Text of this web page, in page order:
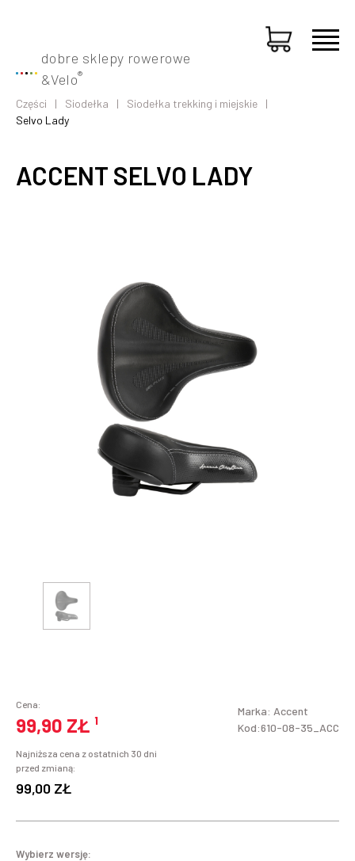
dobre sklepy rowerowe
&Velo®
Części Siodełka
Siodełka trekking i miejskie
Selvo Lady
ACCENT SELVO LADY
Cena:
99,90 ZŁ ¹
Najniższa cena z ostatnich 30 dni
przed zmianą:
99,00 ZŁ
Marka: Accent
Kod:610-08-35_ACC
Wybierz wersję: